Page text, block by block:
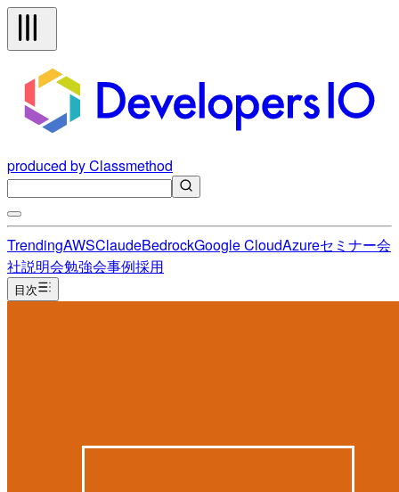
produced by Classmethod
TrendingAWSClaudeBedrockGoogle CloudAzureセミナー会
社説明会勉強会事例採用
目次